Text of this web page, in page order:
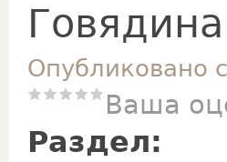
Опубликовано
Ваша
Раздел: